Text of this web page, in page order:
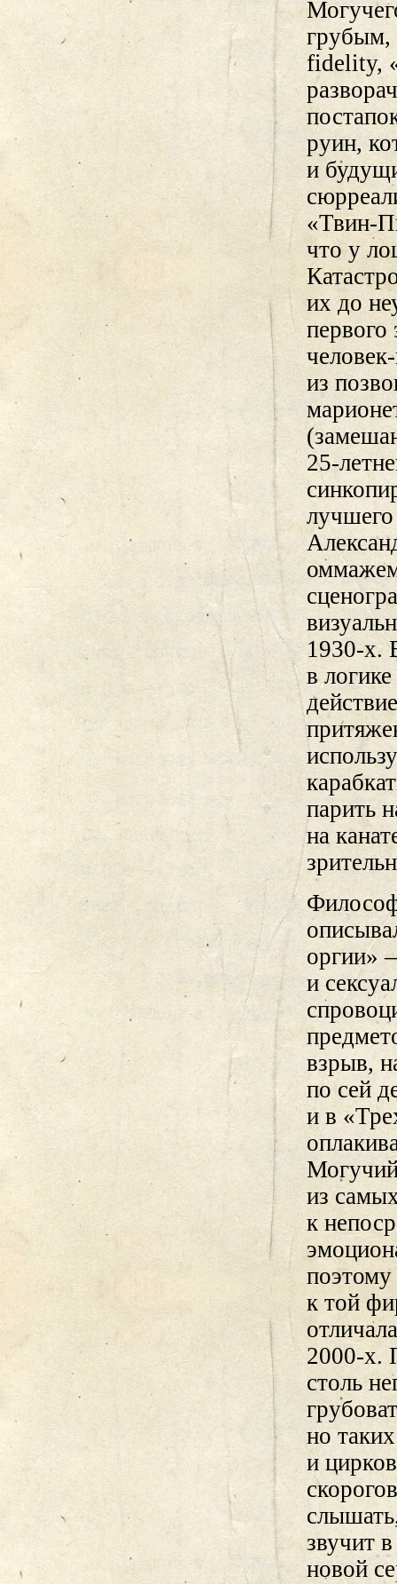
грубым,
fidelity,
руин,
и
«Твин-
что у
их до
из
25-
лучшего
1930-х.
в
парить
на
оргии»
и
взрыв,
по сей
и в
из
к
поэтому
к той
2000-х.
столь
но
и
звучит
новой